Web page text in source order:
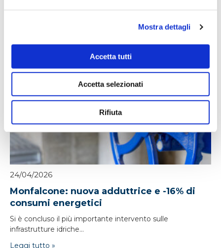
Mostra dettagli
Accetta tutti
Accetta selezionati
Rifiuta
Irisacqua risponde a Femca Cisl: rilievi
infondati e contraddetti dai...
confronti...
24/04/2026
Monfalcone: nuova adduttrice e -16% di
consumi energetici
Si è concluso il più importante intervento sulle
infrastrutture idriche...
Leggi tutto »